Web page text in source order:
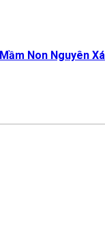
Non Nguyên Xá